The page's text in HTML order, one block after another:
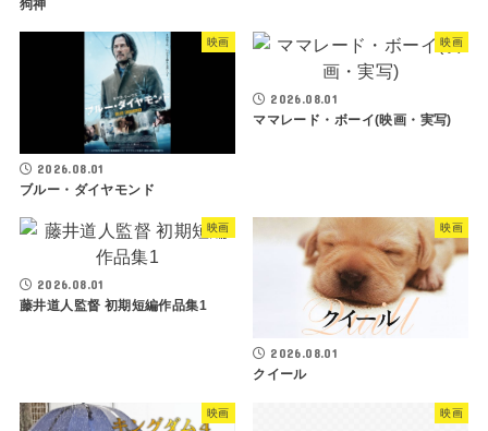
狗神
映画
2026.08.01
ブルー・ダイヤモンド
映画
2026.08.01
ママレード・ボーイ(映画・実写)
映画
2026.08.01
藤井道人監督 初期短編作品集1
映画
2026.08.01
クイール
映画 映画